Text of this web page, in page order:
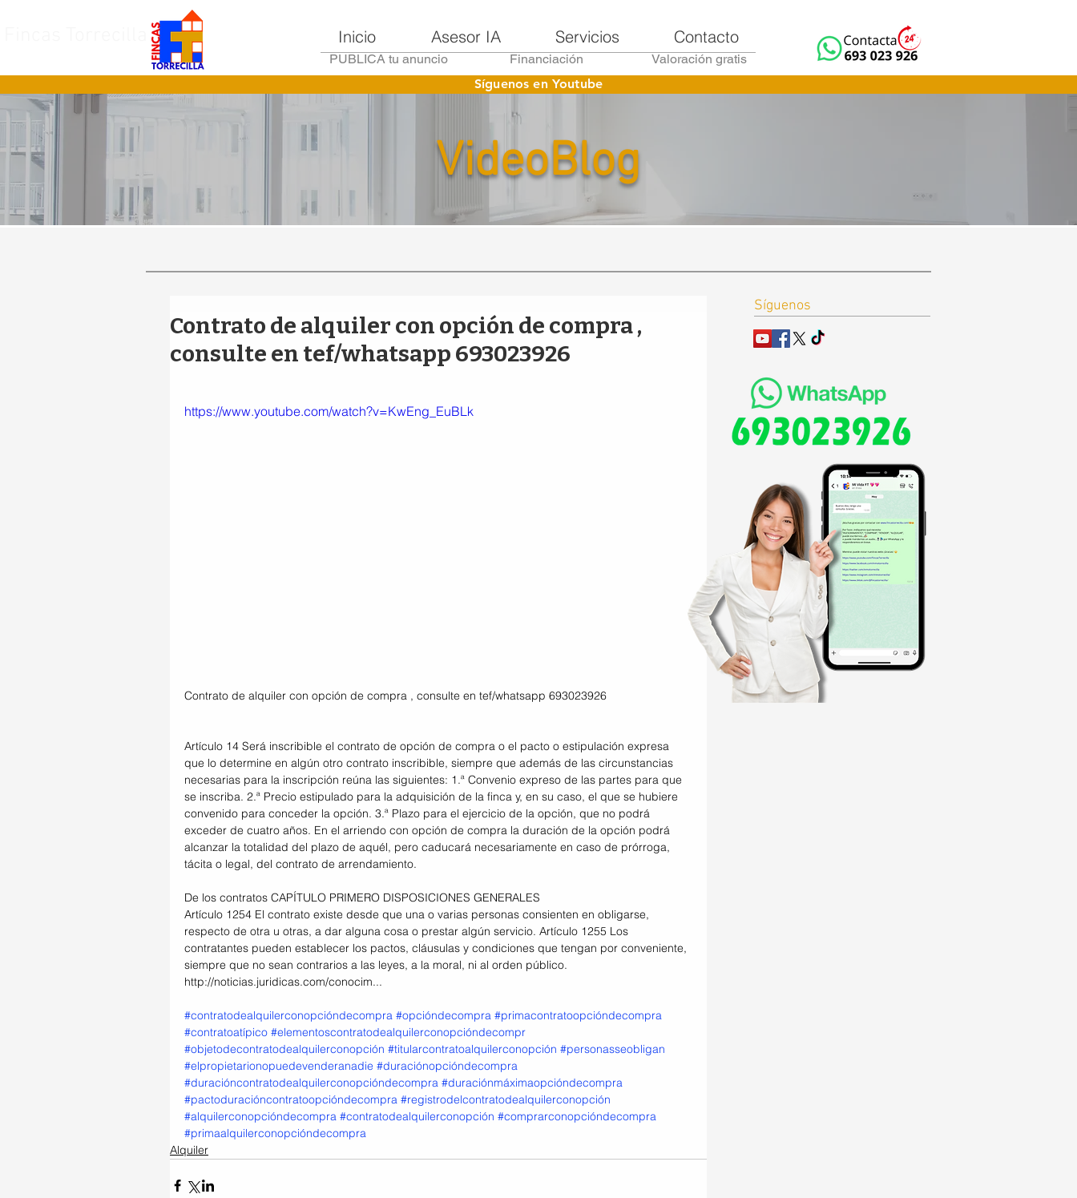
Inicio Asesor IA Servicios Contacto
PUBLICA tu anuncio Financiación
Valoración gratis
Síguenos en Youtube
VideoBlog
Contrato de alquiler con opción de compra ,
consulte en tef/whatsapp 693023926
https://www.youtube.com/watch?v=KwEng_EuBLk
Contrato de alquiler con opción de compra , consulte en tef/whatsapp 693023926
Artículo 14 Será inscribible el contrato de opción de compra o el pacto o estipulación expresa
que lo determine en algún otro contrato inscribible, siempre que además de las circunstancias
necesarias para la inscripción reúna las siguientes: 1.ª Convenio expreso de las partes para que
se inscriba. 2.ª Precio estipulado para la adquisición de la finca y, en su caso, el que se hubiere
convenido para conceder la opción. 3.ª Plazo para el ejercicio de la opción, que no podrá
exceder de cuatro años. En el arriendo con opción de compra la duración de la opción podrá
alcanzar la totalidad del plazo de aquél, pero caducará necesariamente en caso de prórroga,
tácita o legal, del contrato de arrendamiento.
De los contratos CAPÍTULO PRIMERO DISPOSICIONES GENERALES
Artículo 1254 El contrato existe desde que una o varias personas consienten en obligarse,
respecto de otra u otras, a dar alguna cosa o prestar algún servicio. Artículo 1255 Los
contratantes pueden establecer los pactos, cláusulas y condiciones que tengan por conveniente,
siempre que no sean contrarios a las leyes, a la moral, ni al orden público.
http://noticias.juridicas.com/conocim...
#contratodealquilerconopcióndecompra #opcióndecompra #primacontratoopcióndecompra
#contratoatípico #elementoscontratodealquilerconopcióndecompr
#objetodecontratodealquilerconopción #titularcontratoalquilerconopción #personasseobligan
#elpropietarionopuedevenderanadie #duraciónopcióndecompra
#duracióncontratodealquilerconopcióndecompra #duraciónmáximaopcióndecompra
#pactoduracióncontratoopcióndecompra #registrodelcontratodealquilerconopción
#alquilerconopcióndecompra #contratodealquilerconopción #comprarconopcióndecompra
#primaalquilerconopcióndecompra
Alquiler
Síguenos